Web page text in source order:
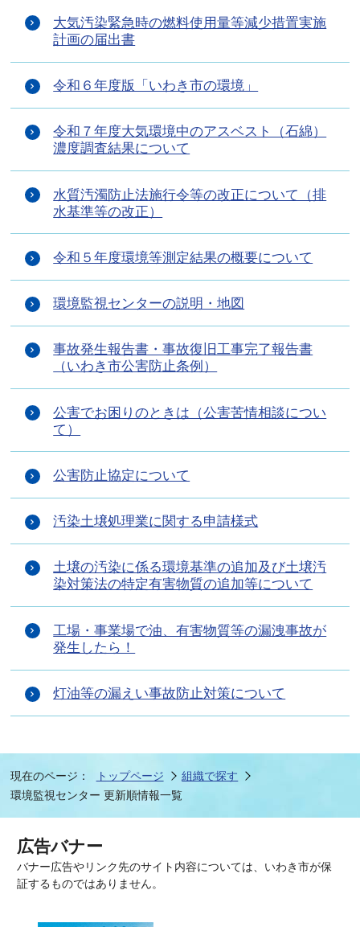
大気汚染緊急時の燃料使用量等減少措置実施
計画の届出書
令和６年度版「いわき市の環境」
令和７年度大気環境中のアスベスト（石綿）
濃度調査結果について
水質汚濁防止法施行令等の改正について（排
水基準等の改正）
令和５年度環境等測定結果の概要について
環境監視センターの説明・地図
事故発生報告書・事故復旧工事完了報告書
（いわき市公害防止条例）
公害でお困りのときは（公害苦情相談につい
て）
公害防止協定について
汚染土壌処理業に関する申請様式
土壌の汚染に係る環境基準の追加及び土壌汚
染対策法の特定有害物質の追加等について
工場・事業場で油、有害物質等の漏洩事故が
発生したら！
灯油等の漏えい事故防止対策について
現在のページ： トップページ
組織で探す
環境監視センター 更新順情報一覧
広告バナー
バナー広告やリンク先のサイト内容については、いわき市が保
証するものではありません。